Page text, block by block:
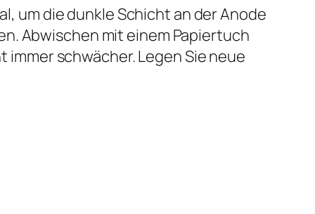
um die dunkle Schicht an der Anode
Abwischen mit einem Papiertuch
schwächer. Legen Sie neue